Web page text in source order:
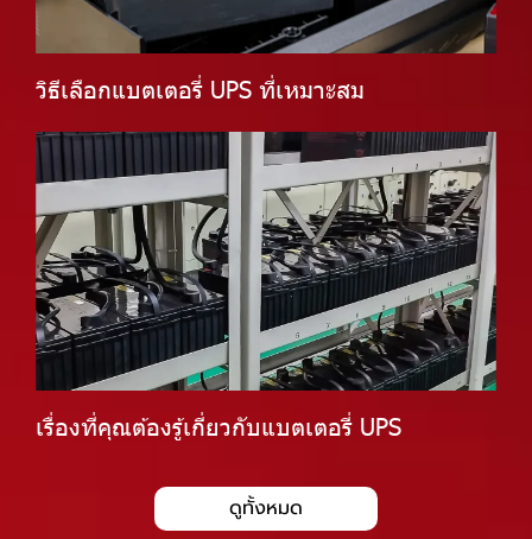
วิธีเลือกแบตเตอรี่ UPS ที่เหมาะสม
เรื่องที่คุณต้องรู้เกี่ยวกับแบตเตอรี่ UPS
ดูทั้งหมด